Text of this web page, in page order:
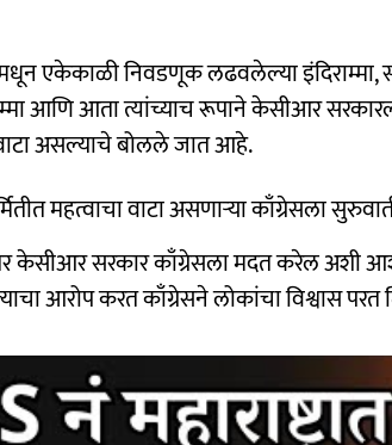
एकेकाळी निवडणूक लढवलेल्या इंदिराम्मा,
आणि आता त्यांच्याच रूपाने केसीआर
असल्याचे बोलले जात आहे.
महत्वाचा वाटा असणाऱ्या काँग्रेसला
केसीआर सरकार काँग्रेसला मदत करेल अशी
आरोप करत काँग्रेसने लोकांचा विश्वास